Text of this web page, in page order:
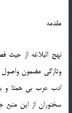
مقدمه
نهج البلاغه از
وتازگي مضمون
ادب عرب بي همتا و
سخنوران از اين منبع